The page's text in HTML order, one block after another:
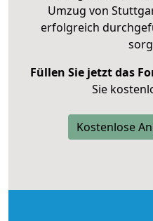
Umzug von
erfolgreich
Füllen Sie jetzt das
Sie
Kostenlose